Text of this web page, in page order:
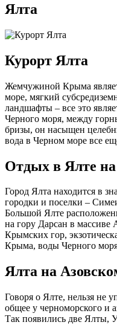
Ялта
Курорт Ялта
Жемчужиной Крыма
море, мягкий
ландшафты – все это
Черного моря, между
бризы, он насыщен
вода в Черном море все
Отдых в Ялте
Город Ялта находится в
городки и поселки –
Большой Ялте
на гору Дарсан в
Крымских гор,
Крыма, воды Черного
Ялта на
Говоря о Ялте, нельзя не
общее у черноморского и
Так появились две Ялты,